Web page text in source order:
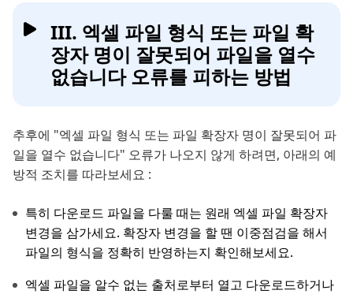
III. 엑셀 파일 형식 또는 파일 확
장자 명이 잘못되어 파일을 열수
없습니다 오류를 피하는 방법
추후에 "엑셀 파일 형식 또는 파일 확장자 명이 잘못되어 파
일을 열수 없습니다" 오류가 나오지 않게 하려면, 아래의 예
방적 조치를 따라보세요 :
특히 다운로드 파일을 다룰 때는 원래 엑셀 파일 확장자
변경을 삼가세요. 확장자 변경을 할 땐 이중점검을 해서
파일의 형식을 정확히 반영하는지 확인해보세요.
엑셀 파일을 알수 없는 출처로부터 열고 다운로드하거나